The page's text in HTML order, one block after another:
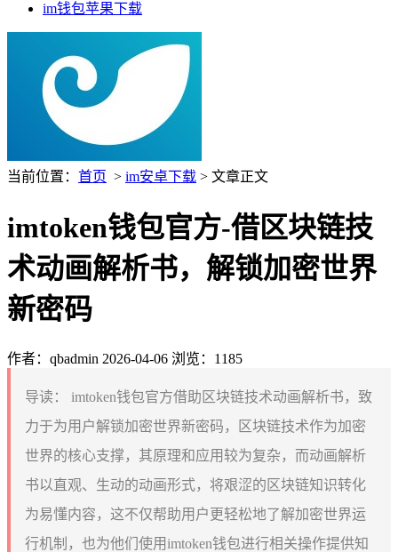
im钱包苹果下载
当前位置： 首页 > im安卓下载 > 文章正文
imtoken钱包官方-借区块链技
术动画解析书，解锁加密世界
新密码
作者：qbadmin 2026-04-06 浏览：1185
导读：
imtoken钱包官方借助区块链技术动画解析书，致
力于为用户解锁加密世界新密码，区块链技术作为加密
世界的核心支撑，其原理和应用较为复杂，而动画解析
书以直观、生动的动画形式，将艰涩的区块链知识转化
为易懂内容，这不仅帮助用户更轻松地了解加密世界运
行机制，也为他们使用imtoken钱包进行相关操作提供知